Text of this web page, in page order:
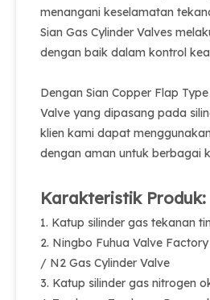
menangani keselamatan
Sian Gas Cylinder Valves
dengan baik dalam kontrol
Dengan Sian Copper Flap
Valve yang dipasang pada
klien kami dapat
dengan aman untuk berbagai
Karakteristik Produk:
1. Katup silinder gas tekanan
2. Ningbo Fuhua Valve
/ N2 Gas Cylinder Valve
3. Katup silinder gas nitrogen